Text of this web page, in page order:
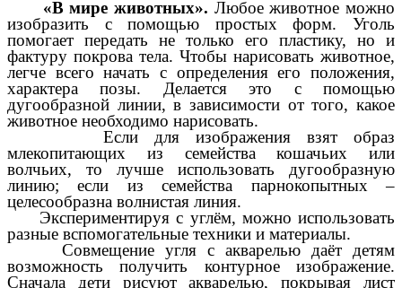
«В мире животных». Любое животное можно
изобразить с помощью простых форм. Уголь
помогает передать не только его пластику, но и
фактуру покрова тела. Чтобы нарисовать животное,
легче всего начать с определения его положения,
характера позы. Делается это с помощью
дугообразной линии, в зависимости от того, какое
животное необходимо нарисовать.
Если для изображения взят образ
млекопитающих из семейства кошачьих или
волчьих, то лучше использовать дугообразную
линию; если из семейства парнокопытных –
целесообразна волнистая линия.
Экспериментируя с углём, можно использовать
разные вспомогательные техники и материалы.
Совмещение угля с акварелью даёт детям
возможность получить контурное изображение.
Сначала дети рисуют акварелью, покрывая лист